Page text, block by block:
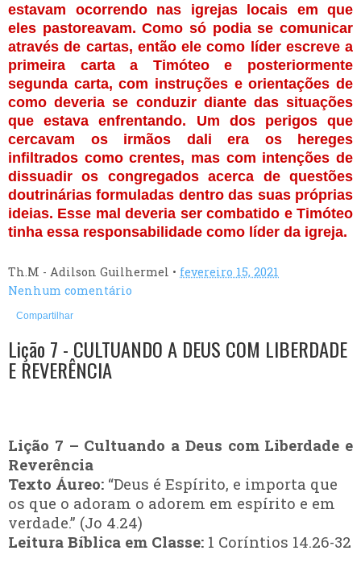
estavam ocorrendo nas igrejas locais em que
eles pastoreavam. Como só podia se comunicar
através de cartas, então ele como líder escreve a
primeira carta a Timóteo e posteriormente
segunda carta, com instruções e orientações de
como deveria se conduzir diante das situações
que estava enfrentando. Um dos perigos que
cercavam os irmãos dali era os hereges
infiltrados como crentes, mas com intenções de
dissuadir os congregados acerca de questões
doutrinárias formuladas dentro das suas próprias
ideias. Esse mal deveria ser combatido e Timóteo
Th.M - Adilson Guilhermel • fevereiro 15, 2021
Nenhum comentário
Compartilhar
Lição 7 - CULTUANDO A DEUS COM LIBERDADE
E REVERÊNCIA
Lição 7 – Cultuando a Deus com Liberdade e
Reverência
Texto Áureo: “Deus é Espírito, e importa que
os que o adoram o adorem em espírito e em
verdade.” (Jo 4.24)
Leitura Bíblica em Classe: 1 Coríntios 14.26-32